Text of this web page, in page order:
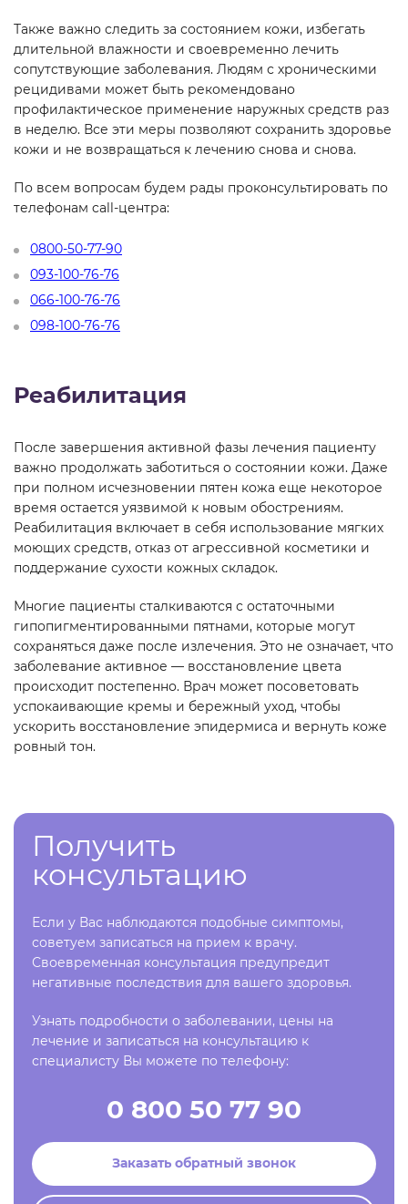
Также важно следить за состоянием кожи, избегать
длительной влажности и своевременно лечить
сопутствующие заболевания. Людям с хроническими
рецидивами может быть рекомендовано
профилактическое применение наружных средств раз
в неделю. Все эти меры позволяют сохранить здоровье
кожи и не возвращаться к лечению снова и снова.
По всем вопросам будем рады проконсультировать по
телефонам call-центра:
0800-50-77-90
093-100-76-76
066-100-76-76
098-100-76-76
Реабилитация
После завершения активной фазы лечения пациенту
важно продолжать заботиться о состоянии кожи. Даже
при полном исчезновении пятен кожа еще некоторое
время остается уязвимой к новым обострениям.
Реабилитация включает в себя использование мягких
моющих средств, отказ от агрессивной косметики и
поддержание сухости кожных складок.
Многие пациенты сталкиваются с остаточными
гипопигментированными пятнами, которые могут
сохраняться даже после излечения. Это не означает, что
заболевание активное — восстановление цвета
происходит постепенно. Врач может посоветовать
успокаивающие кремы и бережный уход, чтобы
ускорить восстановление эпидермиса и вернуть коже
ровный тон.
Получить
консультацию
Если у Вас наблюдаются подобные симптомы,
советуем записаться на прием к врачу.
Своевременная консультация предупредит
негативные последствия для вашего здоровья.
Узнать подробности о заболевании, цены на
лечение и записаться на консультацию к
специалисту Вы можете по телефону:
0 800 50 77 90
Заказать обратный звонок